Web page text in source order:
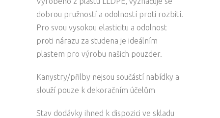
dobrou pružností a odolností proti rozbití.
Pro svou vysokou elasticitu a odolnost
proti nárazu za studena je ideálním
plastem pro výrobu našich pouzder.
Kanystry/přilby nejsou součástí nabídky a
slouží pouze k dekoračním účelům
Stav dodávky ihned k dispozici ve skladu